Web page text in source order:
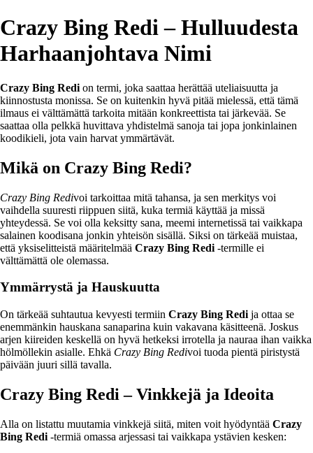
Crazy Bing Redi – Hulluudesta
Harhaanjohtava Nimi
Crazy Bing Redi on termi, joka saattaa herättää uteliaisuutta ja
kiinnostusta monissa. Se on kuitenkin hyvä pitää mielessä, että tämä
ilmaus ei välttämättä tarkoita mitään konkreettista tai järkevää. Se
saattaa olla pelkkä huvittava yhdistelmä sanoja tai jopa jonkinlainen
koodikieli, jota vain harvat ymmärtävät.
Mikä on Crazy Bing Redi?
Crazy Bing Redivoi tarkoittaa mitä tahansa, ja sen merkitys voi
vaihdella suuresti riippuen siitä, kuka termiä käyttää ja missä
yhteydessä. Se voi olla keksitty sana, meemi internetissä tai vaikkapa
salainen koodisana jonkin yhteisön sisällä. Siksi on tärkeää muistaa,
että yksiselitteistä määritelmää Crazy Bing Redi -termille ei
välttämättä ole olemassa.
Ymmärrystä ja Hauskuutta
On tärkeää suhtautua kevyesti termiin Crazy Bing Redi ja ottaa se
enemmänkin hauskana sanaparina kuin vakavana käsitteenä. Joskus
arjen kiireiden keskellä on hyvä hetkeksi irrotella ja nauraa ihan vaikka
hölmöllekin asialle. Ehkä Crazy Bing Redivoi tuoda pientä piristystä
päivään juuri sillä tavalla.
Crazy Bing Redi – Vinkkejä ja Ideoita
Alla on listattu muutamia vinkkejä siitä, miten voit hyödyntää Crazy
Bing Redi -termiä omassa arjessasi tai vaikkapa ystävien kesken: